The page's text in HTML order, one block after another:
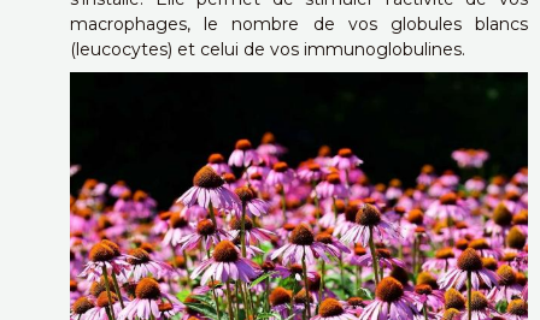
macrophages, le nombre de vos globules blancs
(leucocytes) et celui de vos immunoglobulines.